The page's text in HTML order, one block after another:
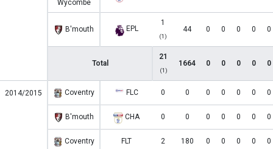
Wycombe
B'mouth EPL
1
(1)
44 0 0 0 0 0
Total
21
(1)
1664 0 0 0 0 0
2014/2015 Coventry FLC 0 0 0 0 0 0 0
B'mouth CHA 0 0 0 0 0 0 0
Coventry FLT 2 180 0 0 0 0 0